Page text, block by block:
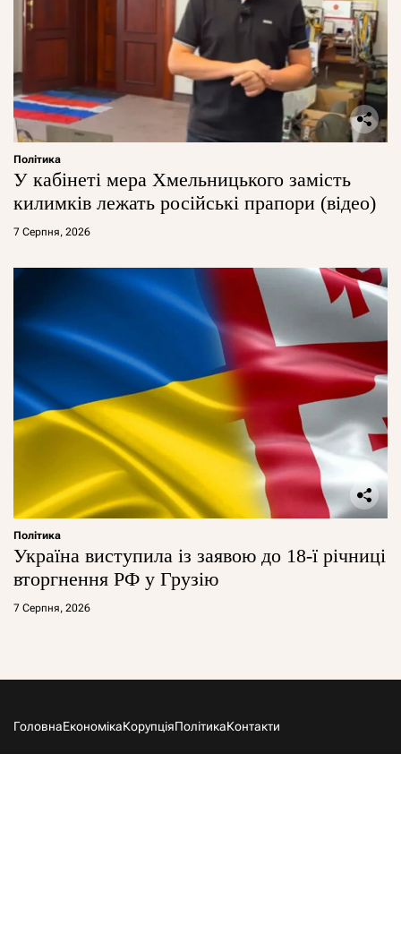
Політика
У кабінеті мера Хмельницького замість
килимків лежать російські прапори (відео)
7 Серпня, 2026
Політика
Україна виступила із заявою до 18-ї річниці
вторгнення РФ у Грузію
7 Серпня, 2026
ГоловнаЕкономікаКорупціяПолітикаКонтакти